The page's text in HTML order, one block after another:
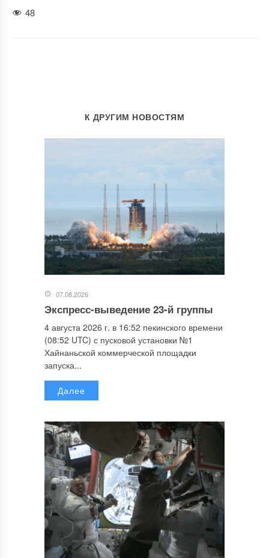
48
К ДРУГИМ НОВОСТЯМ
07.08.2026
Экспресс-выведение 23-й группы
4 августа 2026 г. в 16:52 пекинского времени
(08:52 UTC) с пусковой установки №1
Хайнаньской коммерческой площадки
запуска...
Далее